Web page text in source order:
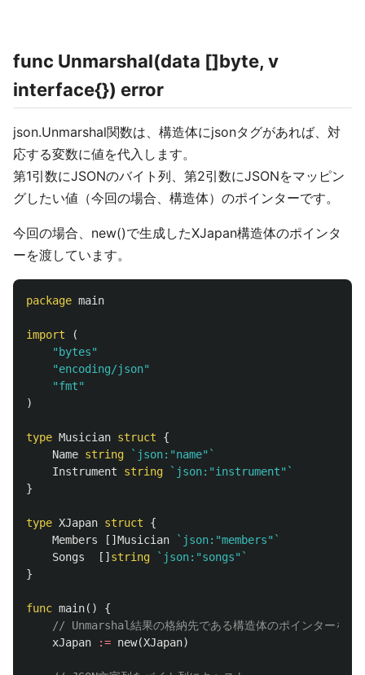
func Unmarshal(data []byte, v
interface{}) error
json.Unmarshal関数は、構造体にjsonタグがあれば、対
応する変数に値を代入します。
第1引数にJSONのバイト列、第2引数にJSONをマッピン
グしたい値（今回の場合、構造体）のポインターです。
今回の場合、new()で生成したXJapan構造体のポインタ
ーを渡しています。
package main
import
(
"bytes"
"encoding/json"
"fmt"
)
type Musician struct
{
Name string
`json:"name"`
Instrument
string
`json:"instrument"`
}
type XJapan struct
{
Members
[] Musician
`json:"members"`
Songs
[] string
`json:"songs"`
}
func main()
{
// Unmarshal結果の格納先である構造体のポインターを取
xJapan
:= new(XJapan)